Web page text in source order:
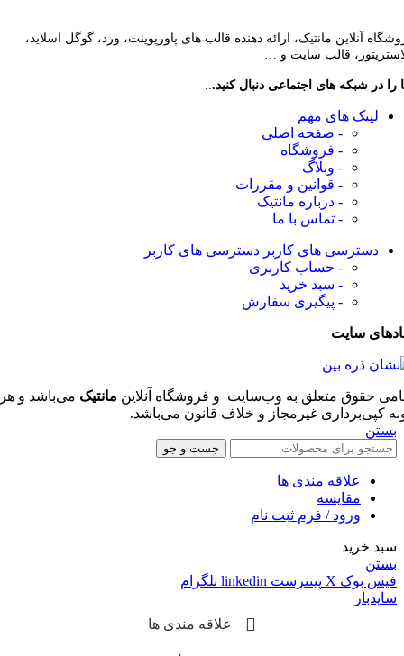
آنلاین مانتیک، ارائه دهنده قالب های پاورپوینت، ورد، گوگل اسلاید،
قالب سایت و …
را در شبکه های اجتماعی دنبال کنید...
لینک های مهم
- صفحه اصلی
- فروشگاه
- وبلاگ
- قوانین و مقررات
- درباره مانتیک
- تماس با ما
دسترسی های کاربر دسترسی های کاربر
- حساب کاربری
- سبد خرید
- پیگیری سفارش
سایت
حقوق متعلق به وب‌سایت و فروشگاه‌ آنلاین مانتیک می‌باشد و هر
کپی‌برداری غیرمجاز و خلاف قانون می‌باشد.
بستن
جست و جو
علاقه مندی ها
مقایسه
ورود / فرم ثبت نام
سبد خرید
بستن
فیس بوک X پینترست linkedin تلگرام
سایدبار
علاقه مندی ها